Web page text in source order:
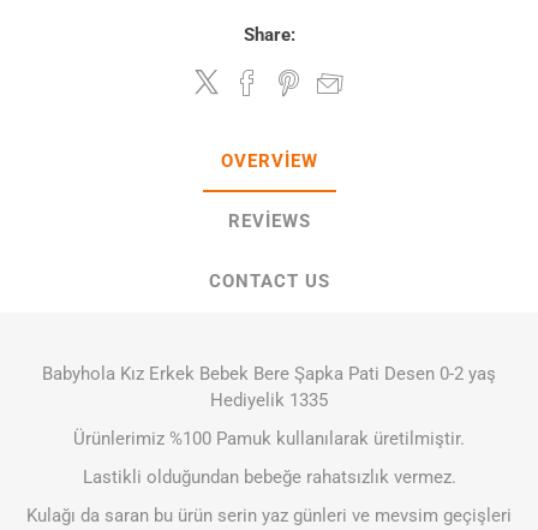
Share:
OVERVIEW
REVIEWS
CONTACT US
Babyhola Kız Erkek Bebek Bere Şapka Pati Desen 0-2 yaş
Hediyelik 1335
Ürünlerimiz %100 Pamuk kullanılarak üretilmiştir.
Lastikli olduğundan bebeğe rahatsızlık vermez.
Kulağı da saran bu ürün serin yaz günleri ve mevsim geçişleri